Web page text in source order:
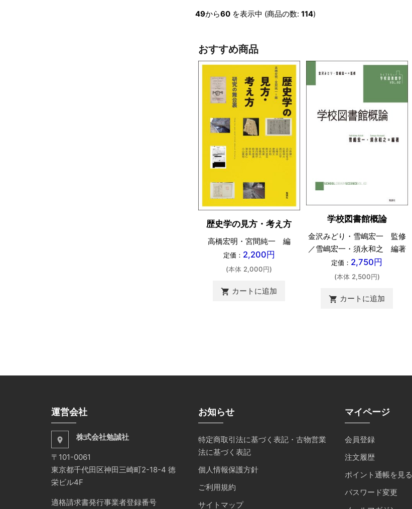
49から60を表示中 (商品の数: 114)
おすすめ商品
歴史学の見方・考え方
高橋宏明・宮間純一 編
定価： 2,200円
(本体 2,000円)
shopping_cart カートに追加
学校図書館概論
金沢みどり・雪嶋宏一 監修
／雪嶋宏一・須永和之 編著
定価： 2,750円
(本体 2,500円)
shopping_cart カートに追加
運営会社
place 株式会社勉誠社
〒101-0061
東京都千代田区神田三崎町2-18-4 徳
栄ビル4F
適格請求書発行事業者登録番号
お知らせ
特定商取引法に基づく表記・古物営業
法に基づく表記
個人情報保護方針
ご利用規約
サイトマップ
マイページ
会員登録
注文履歴
ポイント通帳を見る
パスワード変更